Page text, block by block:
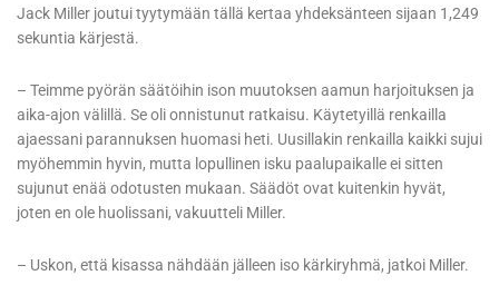
Jack Miller joutui tyytymään tällä kertaa yhdeksänteen sijaan 1,249
sekuntia kärjestä.
– Teimme pyörän säätöihin ison muutoksen aamun harjoituksen ja
aika-ajon välillä. Se oli onnistunut ratkaisu. Käytetyillä renkailla
ajaessani parannuksen huomasi heti. Uusillakin renkailla kaikki sujui
myöhemmin hyvin, mutta lopullinen isku paalupaikalle ei sitten
sujunut enää odotusten mukaan. Säädöt ovat kuitenkin hyvät,
joten en ole huolissani, vakuutteli Miller.
– Uskon, että kisassa nähdään jälleen iso kärkiryhmä, jatkoi Miller.